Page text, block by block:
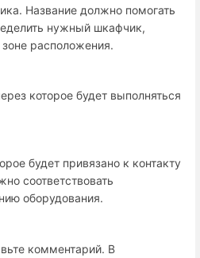
Название должно помогать
нужный шкафчик,
расположения.
которое будет выполняться
будет привязано к контакту
соответствовать
оборудования.
комментарий. В